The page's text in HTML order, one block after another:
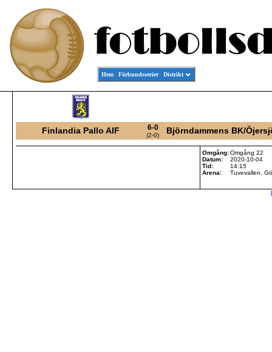
Hem Förbundsserier Distrikt
Finlandia Pallo AIF 6-0
(2-0) Björndammens BK/
Omgång:Omgång 22
Datum:
2020-10-04
Tid:
14:15
Arena:
Tuvevallen,